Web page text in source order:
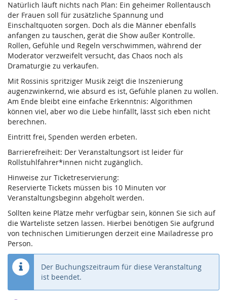
Natürlich läuft nichts nach Plan: Ein geheimer Rollentausch
der Frauen soll für zusätzliche Spannung und
Einschaltquoten sorgen. Doch als die Männer ebenfalls
anfangen zu tauschen, gerät die Show außer Kontrolle.
Rollen, Gefühle und Regeln verschwimmen, während der
Moderator verzweifelt versucht, das Chaos noch als
Dramaturgie zu verkaufen.
Mit Rossinis spritziger Musik zeigt die Inszenierung
augenzwinkernd, wie absurd es ist, Gefühle planen zu wollen.
Am Ende bleibt eine einfache Erkenntnis: Algorithmen
können viel, aber wo die Liebe hinfällt, lässt sich eben nicht
berechnen.
Eintritt frei, Spenden werden erbeten.
Barrierefreiheit: Der Veranstaltungsort ist leider für
Rollstuhlfahrer*innen nicht zugänglich.
Hinweise zur Ticketreservierung:
Reservierte Tickets müssen bis 10 Minuten vor
Veranstaltungsbeginn abgeholt werden.
Sollten keine Plätze mehr verfügbar sein, können Sie sich auf
die Warteliste setzen lassen. Hierbei benötigen Sie aufgrund
von technischen Limitierungen derzeit eine Mailadresse pro
Person.
Der Buchungszeitraum für diese Veranstaltung
ist beendet.